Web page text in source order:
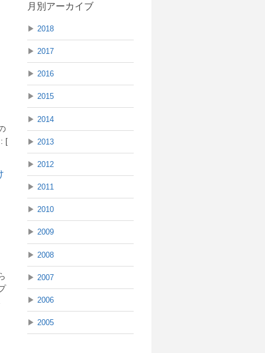
[
月別アーカイブ
▶ 2018
▶ 2017
▶ 2016
▶ 2015
▶ 2014
▶ 2013
▶ 2012
▶ 2011
▶ 2010
▶ 2009
▶ 2008
▶ 2007
▶ 2006
▶ 2005